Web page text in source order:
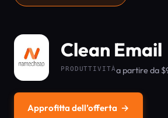
Clean Email
PRODUTTIVITÀa partire da
Approfitta dell’offerta →